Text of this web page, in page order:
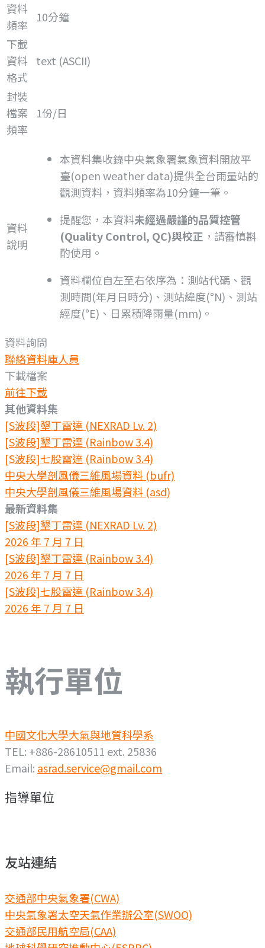
資料
頻率
10分鐘
下載
資料
格式
text (ASCII)
封裝
檔案
頻率
1份/日
資料
說明
本資料集收錄中央氣象署氣象資料開放平
臺(open weather data)提供全台雨量站的
觀測資料，資料頻率為10分鐘一筆。
提醒您，本資料未經過嚴謹的品質控管
(Quality Control, QC)與校正 ，請審慎斟
酌使用。
資料欄位自左至右依序為：測站代碼、觀
測時間(年月日時分)、測站緯度(°N)、測站
經度(°E)、日累積降雨量(mm)。
資料詢問
聯絡資料庫人員
下載檔案
前往下載
其他資料集
[S波段]墾丁雷達 (NEXRAD Lv. 2)
[S波段]墾丁雷達 (Rainbow 3.4)
[S波段]七股雷達 (Rainbow 3.4)
中央大學剖風儀三維風場資料 (bufr)
中央大學剖風儀三維風場資料 (asd)
最新資料集
[S波段]墾丁雷達 (NEXRAD Lv. 2)
2026 年 7 月 7 日
[S波段]墾丁雷達 (Rainbow 3.4)
2026 年 7 月 7 日
[S波段]七股雷達 (Rainbow 3.4)
2026 年 7 月 7 日
執行單位
中國文化大學大氣與地質科學系
TEL: +886-28610511 ext. 25836
Email: asrad.service@gmail.com
指導單位
友站連結
交通部中央氣象署(CWA)
中央氣象署太空天氣作業辦公室(SWOO)
交通部民用航空局(CAA)